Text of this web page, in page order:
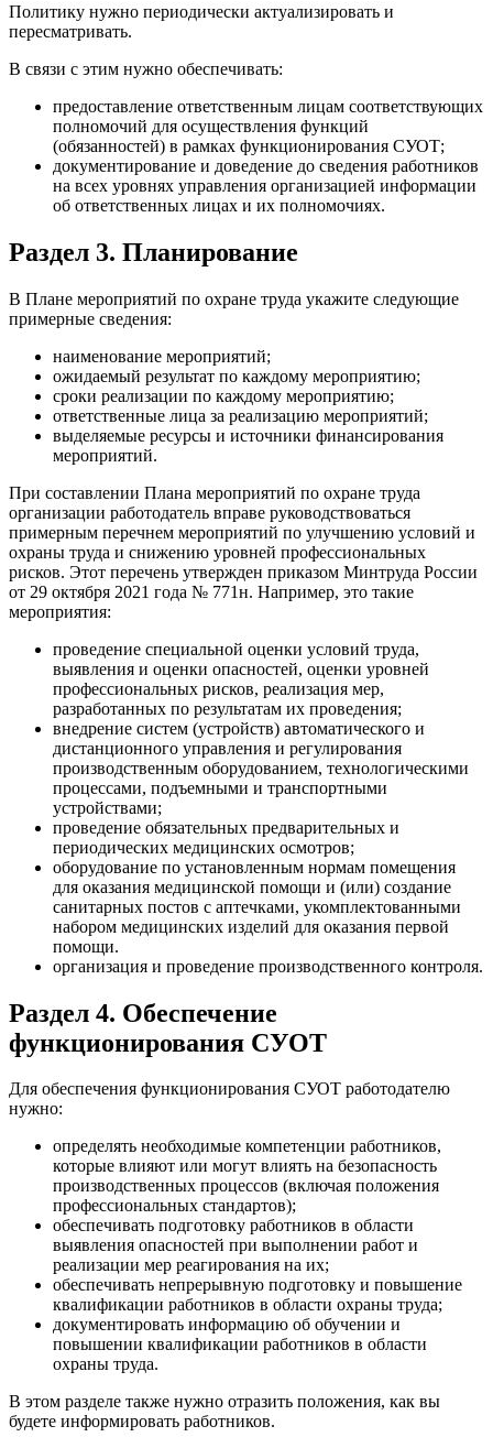
Политику нужно периодически актуализировать и
пересматривать.
В связи с этим нужно обеспечивать:
предоставление ответственным лицам соответствующих
полномочий для осуществления функций
(обязанностей) в рамках функционирования СУОТ;
документирование и доведение до сведения работников
на всех уровнях управления организацией информации
об ответственных лицах и их полномочиях.
Раздел 3. Планирование
В Плане мероприятий по охране труда укажите следующие
примерные сведения:
наименование мероприятий;
ожидаемый результат по каждому мероприятию;
сроки реализации по каждому мероприятию;
ответственные лица за реализацию мероприятий;
выделяемые ресурсы и источники финансирования
мероприятий.
При составлении Плана мероприятий по охране труда
организации работодатель вправе руководствоваться
примерным перечнем мероприятий по улучшению условий и
охраны труда и снижению уровней профессиональных
рисков. Этот перечень утвержден приказом Минтруда России
от 29 октября 2021 года № 771н. Например, это такие
мероприятия:
проведение специальной оценки условий труда,
выявления и оценки опасностей, оценки уровней
профессиональных рисков, реализация мер,
разработанных по результатам их проведения;
внедрение систем (устройств) автоматического и
дистанционного управления и регулирования
производственным оборудованием, технологическими
процессами, подъемными и транспортными
устройствами;
проведение обязательных предварительных и
периодических медицинских осмотров;
оборудование по установленным нормам помещения
для оказания медицинской помощи и (или) создание
санитарных постов с аптечками, укомплектованными
набором медицинских изделий для оказания первой
помощи.
организация и проведение производственного контроля.
Раздел 4. Обеспечение
функционирования СУОТ
Для обеспечения функционирования СУОТ работодателю
нужно:
определять необходимые компетенции работников,
которые влияют или могут влиять на безопасность
производственных процессов (включая положения
профессиональных стандартов);
обеспечивать подготовку работников в области
выявления опасностей при выполнении работ и
реализации мер реагирования на их;
обеспечивать непрерывную подготовку и повышение
квалификации работников в области охраны труда;
документировать информацию об обучении и
повышении квалификации работников в области
охраны труда.
В этом разделе также нужно отразить положения, как вы
будете информировать работников.